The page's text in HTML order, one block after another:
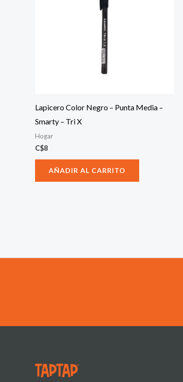
Lapicero Color Negro – Punta Media –
Smarty – Tri X
Hogar
C$8
AÑADIR AL CARRITO